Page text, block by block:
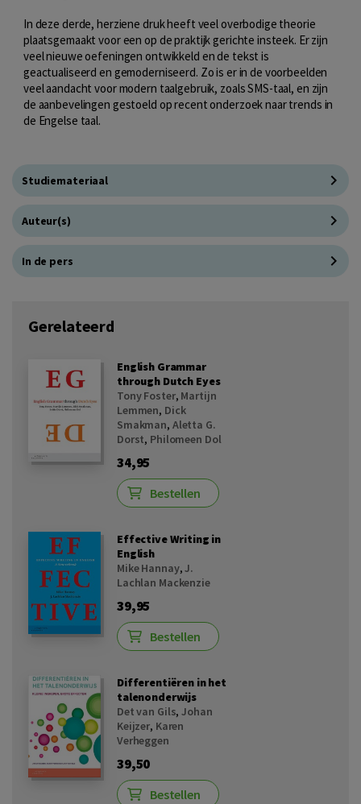
In deze derde, herziene druk heeft veel overbodige theorie
plaatsgemaakt voor een op de praktijk gerichte insteek. Er zijn
veel nieuwe oefeningen ontwikkeld en de tekst is
geactualiseerd en gemoderniseerd. Zo is er in de voorbeelden
veel aandacht voor modern taalgebruik, zoals SMS-taal, en zijn
de aanbevelingen gestoeld op recent onderzoek naar trends in
de Engelse taal.
Studiemateriaal
Auteur(s)
In de pers
Gerelateerd
English Grammar
through Dutch Eyes
Tony Foster, Martijn
Lemmen, Dick
Smakman, Aletta G.
Dorst, Philomeen Dol
34,95
Bestellen
Effective Writing in
English
Mike Hannay,J.
Lachlan Mackenzie
39,95
Bestellen
Differentiëren in het
talenonderwijs
Det van Gils,Johan
Keijzer, Karen
Verheggen
39,50
Bestellen